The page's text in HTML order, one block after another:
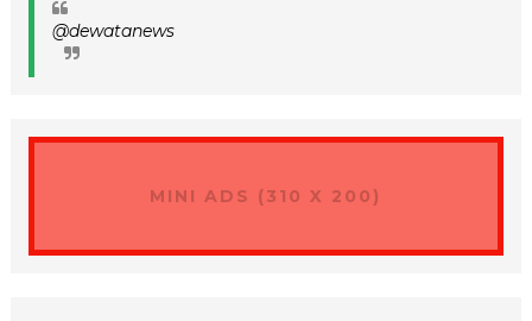
@dewatanews
MINI ADS (310 X 200)